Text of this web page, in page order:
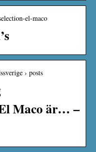
el-maco
› posts
Maco är… –